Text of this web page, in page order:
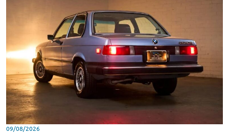
09/08/2026